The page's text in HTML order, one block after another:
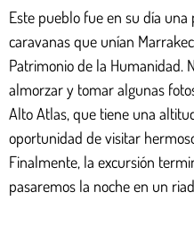
Este pueblo fue en su día
caravanas que unían
Patrimonio de la Humanidad.
almorzar y tomar algunas
Alto Atlas, que tiene una
oportunidad de visitar
Finalmente, la excursión
pasaremos la noche en un